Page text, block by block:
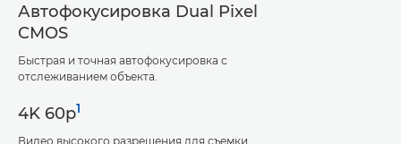
Автофокусировка Dual Pixel
CMOS
Быстрая и точная автофокусировка с
отслеживанием объекта.
4K 60p1
Видео высокого разрешения для съемки